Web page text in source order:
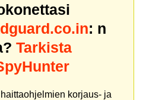
: n
Tarkista
korjaus- ja